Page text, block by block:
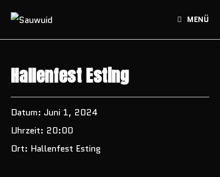
Inhalt
MENÜ
Hallenfest Esting
Datum: Juni 1, 2024
Uhrzeit: 20:00
Ort: Hallenfest Esting